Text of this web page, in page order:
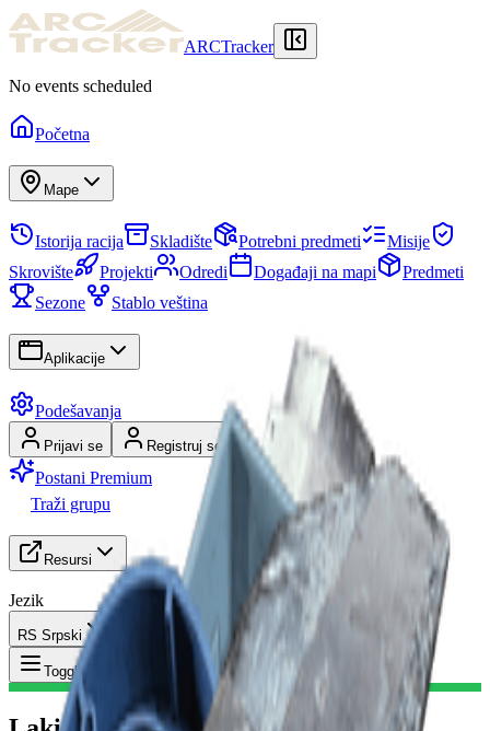
ARCTracker
No events scheduled
Početna
Mape
Istorija racija Skladište Potrebni predmeti
Misije
Skrovište
Projekti Odredi Događaji na mapi
Predmeti
Sezone
Stablo veština
Aplikacije
Podešavanja
Prijavi se Registruj se
Postani Premium
Traži grupu
Resursi
Jezik
RS Srpski
Toggle Menu Predmet Laki Štit